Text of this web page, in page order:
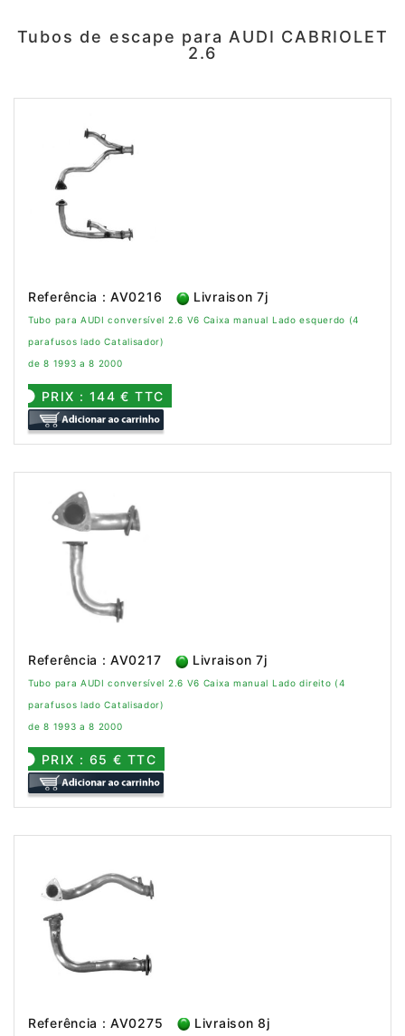
Tubos de escape para AUDI CABRIOLET
2.6
Referência : AV0216 Livraison 7j
Tubo para AUDI conversível 2.6 V6 Caixa manual Lado esquerdo (4
parafusos lado Catalisador)
de 8 1993 a 8 2000
PRIX : 144 € TTC
Referência : AV0217 Livraison 7j
Tubo para AUDI conversível 2.6 V6 Caixa manual Lado direito (4
parafusos lado Catalisador)
de 8 1993 a 8 2000
PRIX : 65 € TTC
Referência : AV0275 Livraison 8j